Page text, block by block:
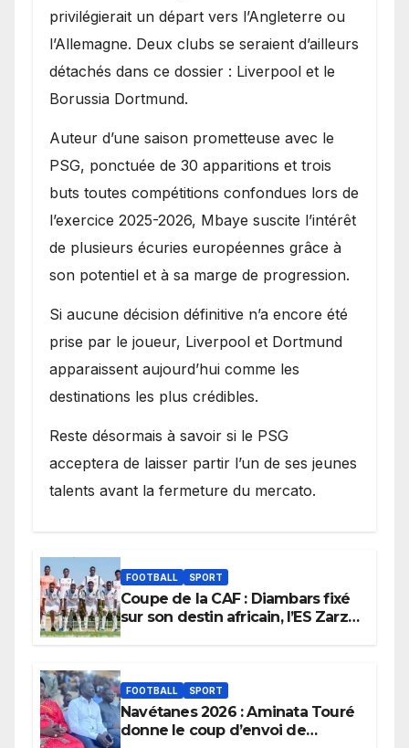
privilégierait un départ vers l’Angleterre ou
l’Allemagne. Deux clubs se seraient d’ailleurs
détachés dans ce dossier : Liverpool et le
Borussia Dortmund.
Auteur d’une saison prometteuse avec le
PSG, ponctuée de 30 apparitions et trois
buts toutes compétitions confondues lors de
l’exercice 2025-2026, Mbaye suscite l’intérêt
de plusieurs écuries européennes grâce à
son potentiel et à sa marge de progression.
Si aucune décision définitive n’a encore été
prise par le joueur, Liverpool et Dortmund
apparaissent aujourd’hui comme les
destinations les plus crédibles.
Reste désormais à savoir si le PSG
acceptera de laisser partir l’un de ses jeunes
talents avant la fermeture du mercato.
FOOTBALL SPORT
Coupe de la CAF : Diambars fixé
sur son destin africain, l’ES Zarzis
FOOTBALL SPORT
Navétanes 2026 : Aminata Touré
donne le coup d’envoi de